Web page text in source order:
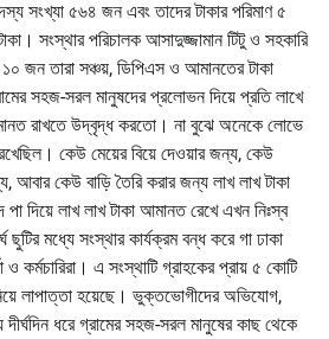
সংখ্যা ৫৬৪ জন এবং তাদের টাকার পরিমাণ ৫
সংস্থার পরিচালক আসাদুজ্জামান টিটু ও সহকারি
১০ জন তারা সঞ্চয়, ডিপিএস ও আমানতের টাকা
সহজ-সরল মানুষদের প্রলোভন দিয়ে প্রতি লাখে
রাখতে উদ্বৃদ্ধ করতো। না বুঝে অনেকে লোভে
কেউ মেয়ের বিয়ে দেওয়ার জন্য, কেউ
আবার কেউ বাড়ি তৈরি করার জন্য লাখ লাখ টাকা
দিয়ে লাখ লাখ টাকা আমানত রেখে এখন নিঃস্ব
মধ্যে সংস্থার কার্যক্রম বন্ধ করে গা ঢাকা
কর্মচারিরা। এ সংস্থাটি গ্রাহকের প্রায় ৫ কোটি
লাপাত্তা হয়েছে। ভুক্তভোগীদের অভিযোগ,
ধরে গ্রামের সহজ-সরল মানুষের কাছ থেকে